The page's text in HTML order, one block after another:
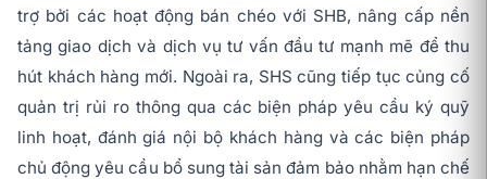
trợ bởi các hoạt động bán chéo với SHB, nâng cấp nền
tảng giao dịch và dịch vụ tư vấn đầu tư mạnh mẽ để thu
hút khách hàng mới. Ngoài ra, SHS cũng tiếp tục củng cố
quản trị rủi ro thông qua các biện pháp yêu cầu ký quỹ
linh hoạt, đánh giá nội bộ khách hàng và các biện pháp
chủ động yêu cầu bổ sung tài sản đảm bảo nhằm hạn chế